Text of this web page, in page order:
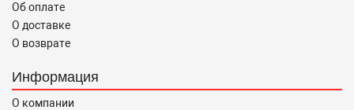
Об оплате
О доставке
О возврате
Информация
О компании